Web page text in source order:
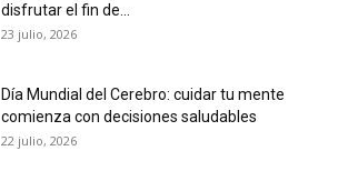
disfrutar el fin de...
23 julio, 2026
Día Mundial del Cerebro: cuidar tu mente
comienza con decisiones saludables
22 julio, 2026